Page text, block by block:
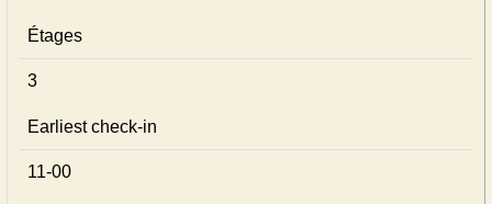
Étages
3
Earliest check-in
11-00